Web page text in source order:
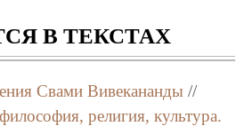
В ТЕКСТАХ
Свами Вивекананды//
религия, культура.